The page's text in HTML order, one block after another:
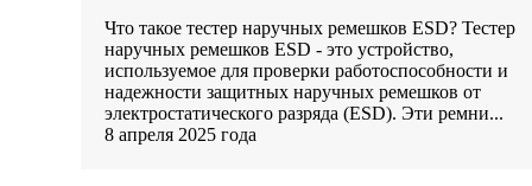
Что такое тестер наручных ремешков ESD? Тестер
наручных ремешков ESD - это устройство,
используемое для проверки работоспособности и
надежности защитных наручных ремешков от
электростатического разряда (ESD). Эти ремни...
8 апреля 2025 года